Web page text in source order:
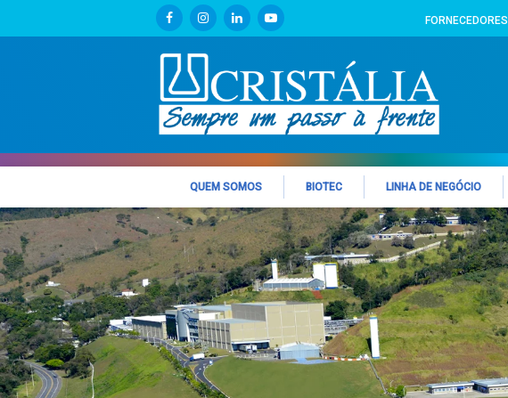
FORNECEDORES
QUEM SOMOS BIOTEC LINHA DE NEGÓCIO